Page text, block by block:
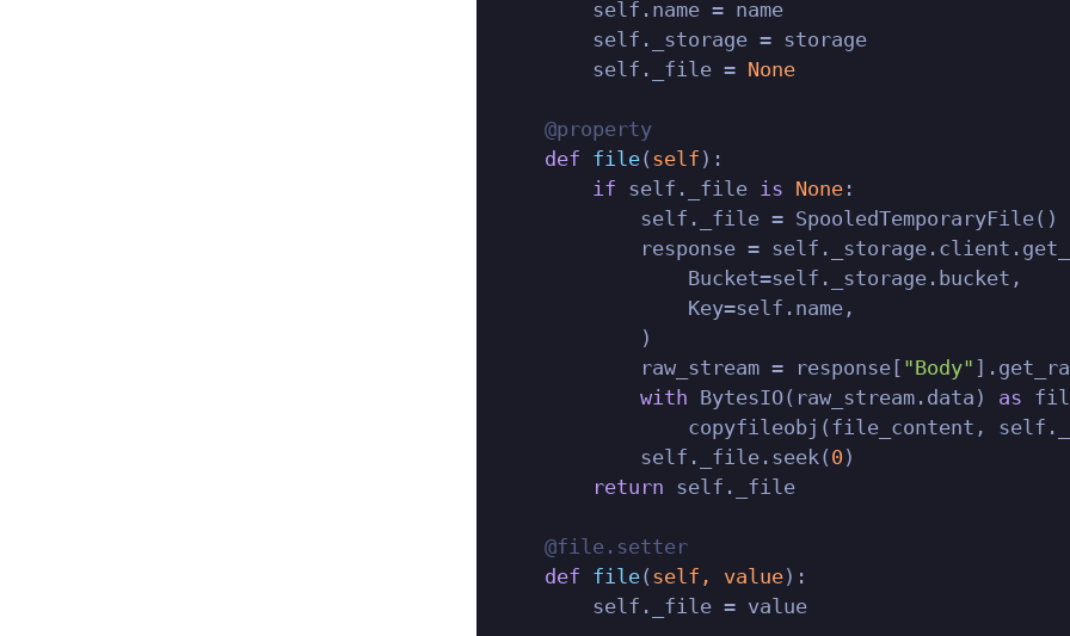
        self.name = name
        self._storage = storage
        self._file =
None
    @property
def file( self ):
if self._file is None:
            self._file = SpooledTemporaryFile()
response =
                Bucket=self._storage.bucket,
                Key=self.name,
            )
            raw_stream = response[
"Body"
with BytesIO(raw_stream.data) as
copyfileobj(file_content,
            self._file.seek(
0 )
return self._file
    @file.setter
def file( self, value):
        self._file = value